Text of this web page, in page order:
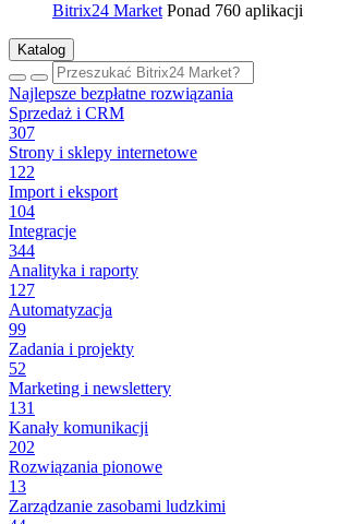
Bitrix24 Market Ponad 760 aplikacji
Katalog
Najlepsze bezpłatne rozwiązania
Sprzedaż i CRM
307
Strony i sklepy internetowe
122
Import i eksport
104
Integracje
344
Analityka i raporty
127
Automatyzacja
99
Zadania i projekty
52
Marketing i newslettery
131
Kanały komunikacji
202
Rozwiązania pionowe
13
Zarządzanie zasobami ludzkimi